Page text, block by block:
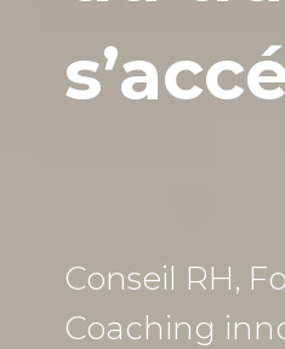
Conseil RH,
Coaching